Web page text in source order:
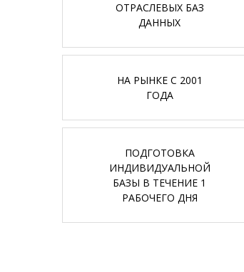
ОТРАСЛЕВЫХ БАЗ
ДАННЫХ
НА РЫНКЕ С 2001
ГОДА
ПОДГОТОВКА
ИНДИВИДУАЛЬНОЙ
БАЗЫ В ТЕЧЕНИЕ 1
РАБОЧЕГО ДНЯ